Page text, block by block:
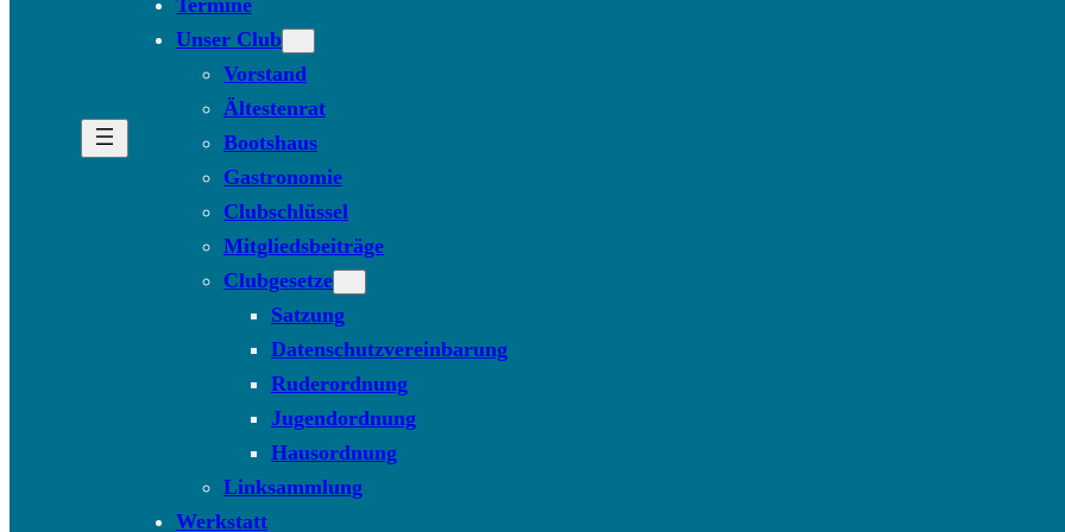
Unser Club
Vorstand
Ältestenrat
Bootshaus
Gastronomie
Clubschlüssel
Mitgliedsbeiträge
Clubgesetze
Satzung
Datenschutzvereinbarung
Ruderordnung
Jugendordnung
Hausordnung
Linksammlung
Werkstatt